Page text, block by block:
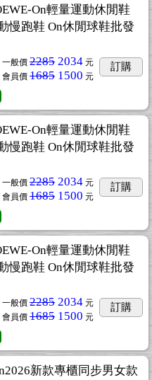
On輕量運動休閒鞋
慢跑鞋 On休閒球鞋批發
一般價 2285 2034 元
會員價 1685 1500 元
訂購
On輕量運動休閒鞋
慢跑鞋 On休閒球鞋批發
一般價 2285 2034 元
會員價 1685 1500 元
訂購
On輕量運動休閒鞋
慢跑鞋 On休閒球鞋批發
一般價 2285 2034 元
會員價 1685 1500 元
訂購
新款專櫃同步男女款